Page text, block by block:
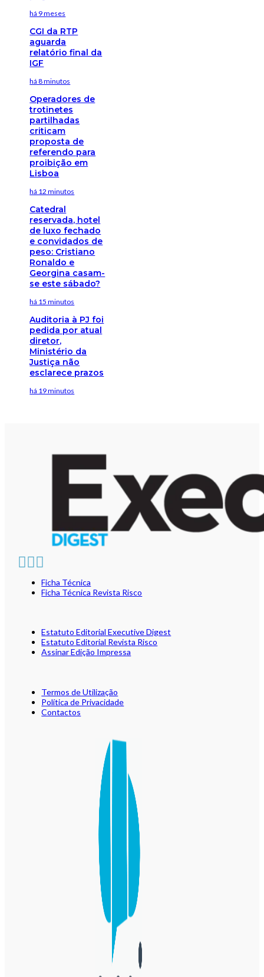
há 9 meses
CGI da RTP
aguarda
relatório final da
IGF
há 8 minutos
Operadores de
trotinetes
partilhadas
criticam
proposta de
referendo para
proibição em
Lisboa
há 12 minutos
Catedral
reservada, hotel
de luxo fechado
e convidados de
peso: Cristiano
Ronaldo e
Georgina casam-
se este sábado?
há 15 minutos
Auditoria à PJ foi
pedida por atual
diretor,
Ministério da
Justiça não
esclarece prazos
há 19 minutos
Ficha Técnica
Ficha Técnica Revista Risco
Estatuto Editorial Executive Digest
Estatuto Editorial Revista Risco
Assinar Edição Impressa
Termos de Utilização
Política de Privacidade
Contactos